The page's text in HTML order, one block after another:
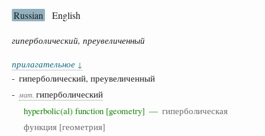
Russian English
гиперболический, преувеличенный
прилагательное ↓
- гиперболический, преувеличенный
- мат. гиперболический
hyperbolic(al) function [geometry] — гиперболическая
функция [геометрия]